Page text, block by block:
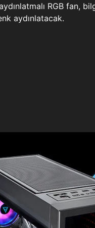
RGB fan,
aydınlatacak.